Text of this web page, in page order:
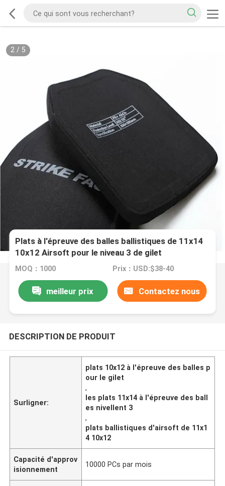
2/ 5
Plats à l'épreuve des balles ballistiques de 11x14
10x12 Airsoft pour le niveau 3 de gilet
MOQ：1000 Prix：USD:$38-40
meilleur prix Contactez nous
DESCRIPTION DE PRODUIT
Surligner:
plats 10x12 à l'épreuve des balles p
our le gilet
,
les plats 11x14 à l'épreuve des ball
es nivellent 3
,
plats ballistiques d'airsoft de 11x1
4 10x12
Capacité d'approv
isionnement
10000 PCs par mois